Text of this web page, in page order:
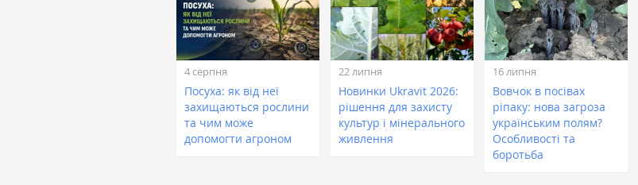
4 серпня
Посуха: як від неї
захищаються рослини
та чим може
допомогти агроном
22 липня
Новинки Ukravit 2026:
рішення для захисту
культур і мінерального
живлення
16 липня
Вовчок в посівах
ріпаку: нова загроза
українським полям?
Особливості та
боротьба